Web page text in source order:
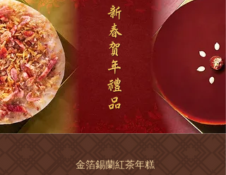
金箔錫蘭紅茶年糕